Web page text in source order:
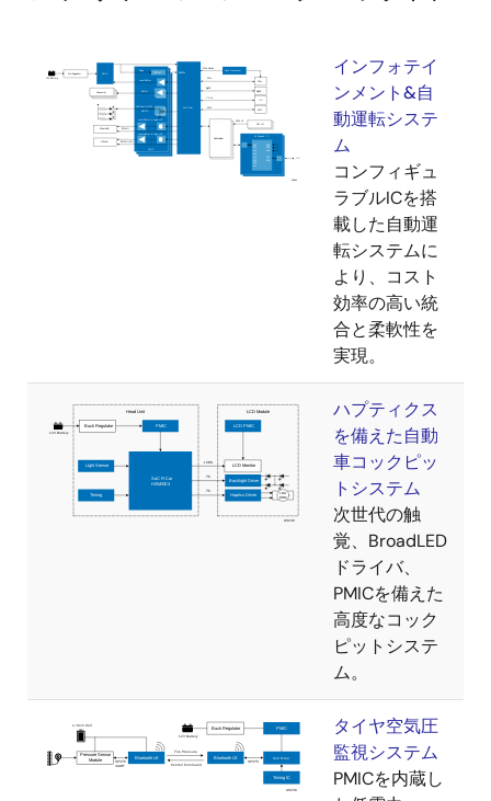
チャネル
メディアローカルバス(MLB)インタフェース × 1
チャネル (3線式)
コントローラエリアネットワークインタフェー
ス (CAN-FD対応) × 2チャネル
Ethernet AVB 1.0 対応MAC 内蔵
IEEE802.1AS
IEEE802.1Qav
IEEE1722
暗号処理部
暗号処理エンジン（AES、DES、ハッシュ関
SYS-DMAC x 48 チャネル、Realtime-DMAC ×
16 チャネル
Audio-DMAC × 16 チャネル、Audio(周辺)-
インフォテイ
ンメント&自
動運転システ
ム
コンフィギュ
ラブルICを搭
載した自動運
転システムに
より、コスト
効率の高い統
合と柔軟性を
実現。
ハプティクス
を備えた自動
車コックピッ
トシステム
次世代の触
覚、BroadLED
ドライバ、
PMICを備えた
高度なコック
ピットシステ
ム。
タイヤ空気圧
監視システム
PMICを内蔵し